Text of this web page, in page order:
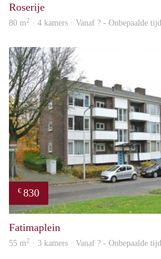
Roserije
80 m2 · 4 kamers · Vanaf ? - Onbepaalde tijd
€ 830
Fatimaplein
55 m2 · 3 kamers · Vanaf ? - Onbepaalde tijd